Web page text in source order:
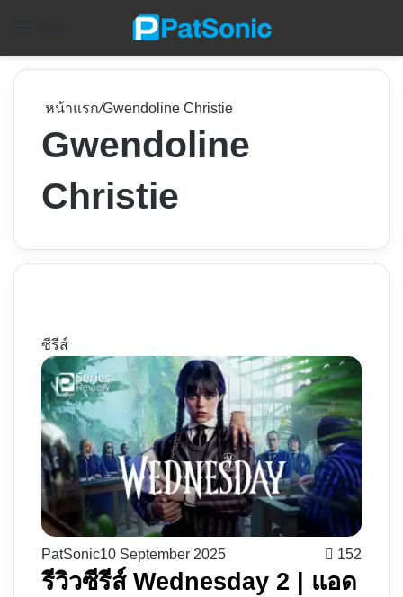
หน้าแรก/Gwendoline Christie
Gwendoline
Christie
ซีรีส์
PatSonic10 September 2025 152
รีวิวซีรีส์ Wednesday 2 | แอด